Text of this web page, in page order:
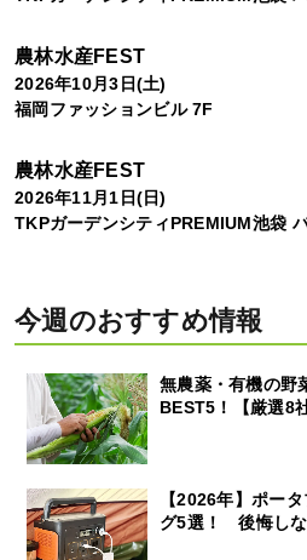
農林水産FEST
2026年10月3日(土)
福岡ファッションビル 7F
農林水産FEST
2026年11月1日(日)
TKPガーデンシティPREMIUM池袋
今週のおすすめ情報
無農薬・有機の野
BEST5！【厳選8
【2026年】ポー
グ5選！ 後悔し